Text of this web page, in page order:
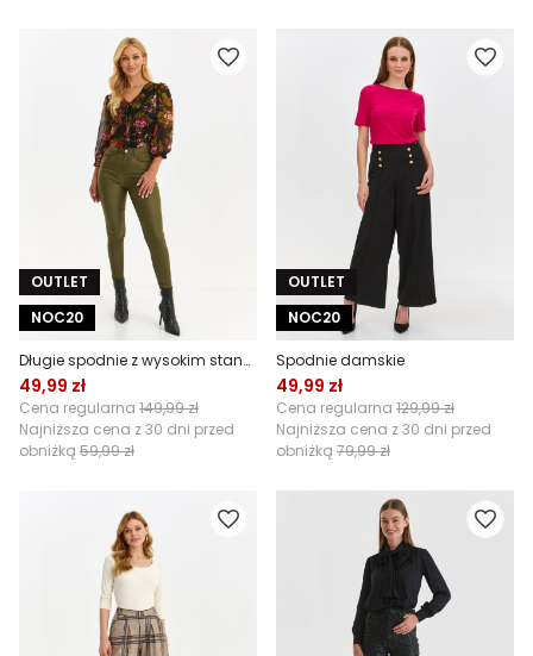
OUTLET
NOC20
Długie spodnie z wysokim stanem
49,99 zł
Cena regularna 149,99 zł
Najniższa cena z 30 dni przed
obniżką 59,99 zł
OUTLET
NOC20
Spodnie damskie
49,99 zł
Cena regularna 129,99 zł
Najniższa cena z 30 dni przed
obniżką 79,99 zł